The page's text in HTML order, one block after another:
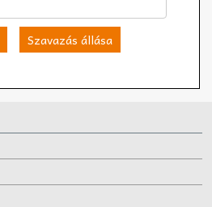
Szavazás állása